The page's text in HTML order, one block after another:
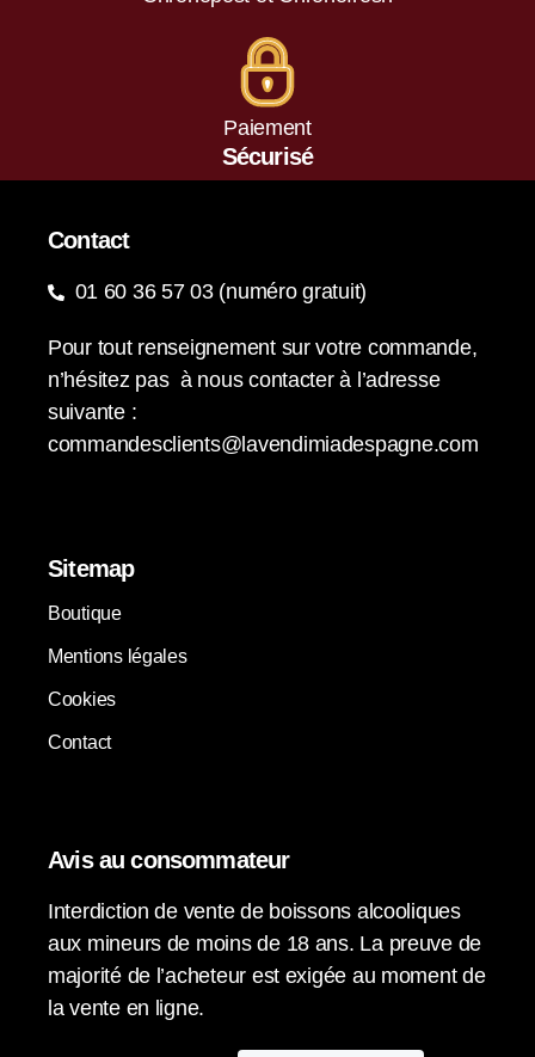
Paiement
Sécurisé
Contact
01 60 36 57 03 (numéro gratuit)
Pour tout renseignement sur votre commande,
n’hésitez pas à nous contacter à l’adresse
suivante :
commandesclients@lavendimiadespagne.com
Sitemap
Boutique
Mentions légales
Cookies
Contact
Avis au consommateur
Interdiction de vente de boissons alcooliques
aux mineurs de moins de 18 ans. La preuve de
majorité de l’acheteur est exigée au moment de
la vente en ligne.